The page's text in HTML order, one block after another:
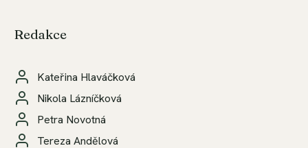
Redakce
Kateřina Hlaváčková
Nikola Lázníčková
Petra Novotná
Tereza Andělová